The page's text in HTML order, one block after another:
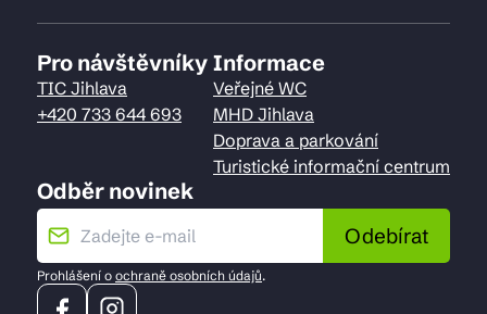
Pro návštěvníky
TIC Jihlava
+420 733 644 693
Informace
Veřejné WC
MHD Jihlava
Doprava a parkování
Turistické informační centrum
Odběr novinek
Odebírat
Prohlášení o ochraně osobních údajů.